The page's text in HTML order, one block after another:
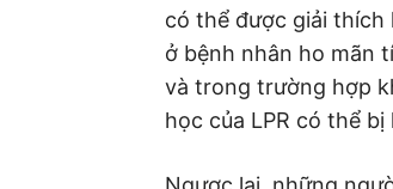
có thể được giải thích
ở bệnh nhân ho mãn
và trong trường hợp
học của LPR có thể bị